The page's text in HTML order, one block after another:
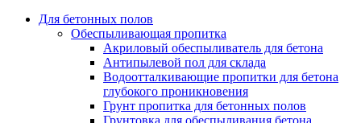
Для бетонных полов
Обеспыливающая пропитка
Акриловый обеспыливатель для бетона
Антипылевой пол для склада
Водоотталкивающие пропитки для бетона
глубокого проникновения
Грунт пропитка для бетонных полов
Грунтовка для обеспыливания бетона